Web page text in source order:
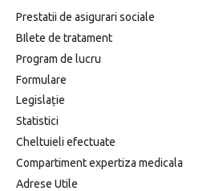
Prestatii de asigurari sociale
BIlete de tratament
Program de lucru
Formulare
Legislație
Statistici
Cheltuieli efectuate
Compartiment expertiza medicala
Adrese Utile